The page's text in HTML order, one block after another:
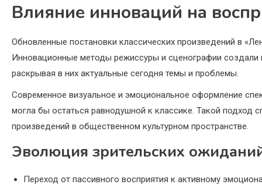
Влияние инноваций на
Обновленные постановки классических произведений в
Инновационные методы режиссуры и сценографии создали
раскрывая в них актуальные сегодня темы и проблемы.
Современное визуальное и эмоциональное оформление
могла бы остаться равнодушной к классике. Такой подход
произведений в общественном культурном пространстве.
Эволюция зрительских
Переход от пассивного восприятия к активному